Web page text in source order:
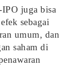
juga bisa
sebagai
umum, dan
saham di